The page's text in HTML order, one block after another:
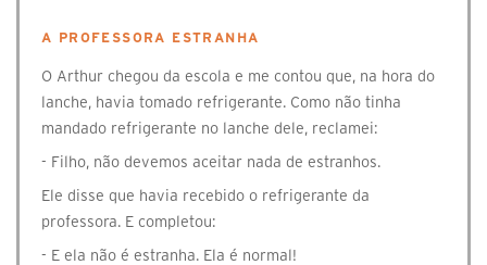
A PROFESSORA ESTRANHA
O Arthur chegou da escola e me contou que, na hora do
lanche, havia tomado refrigerante. Como não tinha
mandado refrigerante no lanche dele, reclamei:
- Filho, não devemos aceitar nada de estranhos.
Ele disse que havia recebido o refrigerante da
professora. E completou:
- E ela não é estranha. Ela é normal!